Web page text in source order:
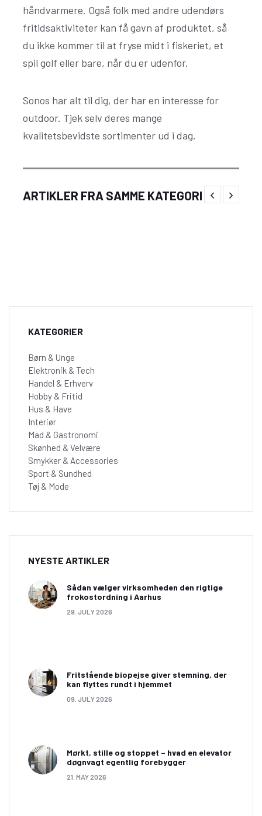
håndvarmere. Også folk med andre udendørs
fritidsaktiviteter kan få gavn af produktet, så
du ikke kommer til at fryse midt i fiskeriet, et
spil golf eller bare, når du er udenfor.
Sonos har alt til dig, der har en interesse for
outdoor. Tjek selv deres mange
kvalitetsbevidste sortimenter ud i dag.
ARTIKLER FRA SAMME KATEGORI
Vil du din kat det bedste? Køb din kattemad
hos CatShop!
KATEGORIER
Børn & Unge
Elektronik & Tech
Handel & Erhverv
Hobby & Fritid
Hus & Have
Interiør
Mad & Gastronomi
Skønhed & Velvære
Smykker & Accessories
Sport & Sundhed
Tøj & Mode
NYESTE ARTIKLER
Sådan vælger virksomheden den rigtige
frokostordning i Aarhus
29. JULY 2026
Fritstående biopejse giver stemning, der
kan flyttes rundt i hjemmet
09. JULY 2026
Mørkt, stille og stoppet – hvad en elevator
døgnvagt egentlig forebygger
21. MAY 2026